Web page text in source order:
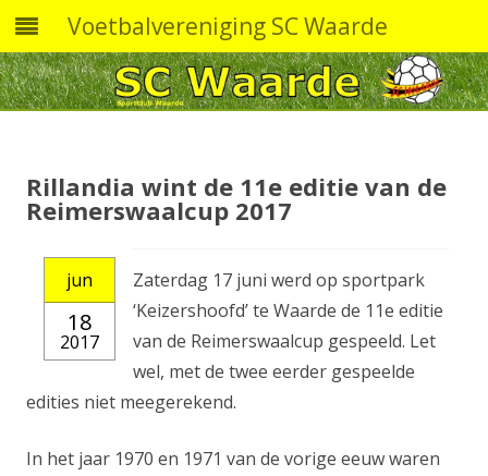
Voetbalvereniging SC Waarde
Rillandia wint de 11e editie van de
Reimerswaalcup 2017
jun
18
2017
Zaterdag 17 juni werd op sportpark
‘Keizershoofd’ te Waarde de 11e editie
van de Reimerswaalcup gespeeld. Let
wel, met de twee eerder gespeelde
edities niet meegerekend.
In het jaar 1970 en 1971 van de vorige eeuw waren